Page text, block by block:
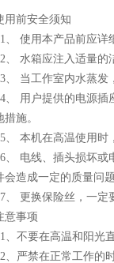
用前安全须知
1、 使用本产品前应详
2、 水箱应注入适量的
3、 当工作室内水蒸发
4、 用户提供的电源插
措施。
5、 本机在高温使用时
6、 电线、插头损坏或
会造成一定的质量问
7、 更换保险丝，一定
意事项
1、不要在高温和阳光
2、严禁在正常工作的